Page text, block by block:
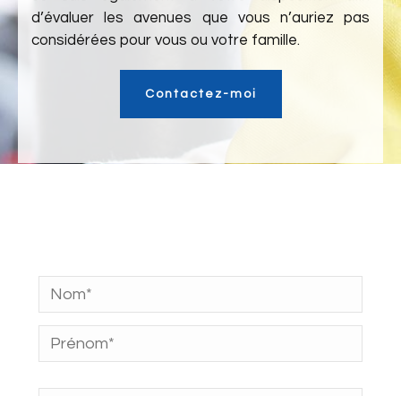
d’évaluer les avenues que vous n’auriez pas
considérées pour vous ou votre famille.
Contactez-moi